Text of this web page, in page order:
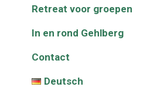
Retreat voor groepen
In en rond Gehlberg
Contact
Deutsch